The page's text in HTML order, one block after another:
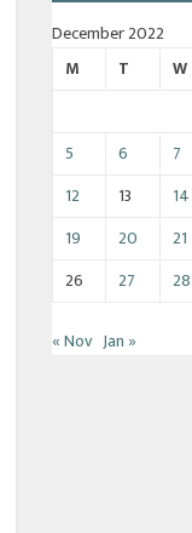
December 2022
M
T W
5
6 7
12
13 14
19
20 21
26
27 28
« Nov Jan »